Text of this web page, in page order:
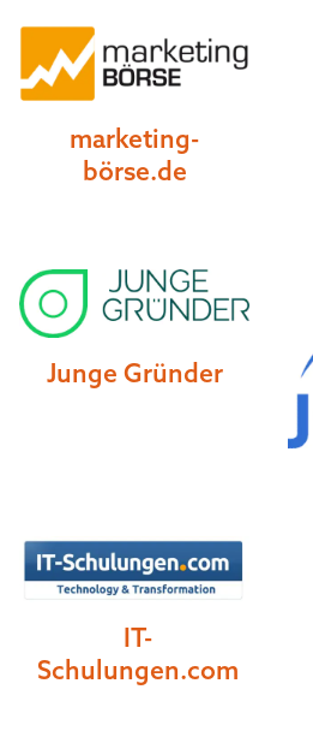
marketing-
börse.de
Junge Gründer
IT-
Schulungen.com